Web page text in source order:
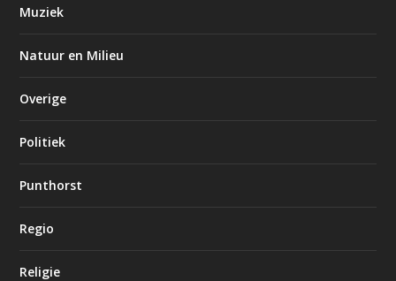
Muziek
Natuur en Milieu
Overige
Politiek
Punthorst
Regio
Religie